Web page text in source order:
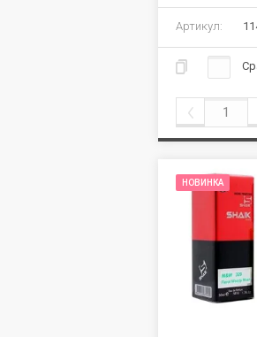
Артикул:
НОВИНКА